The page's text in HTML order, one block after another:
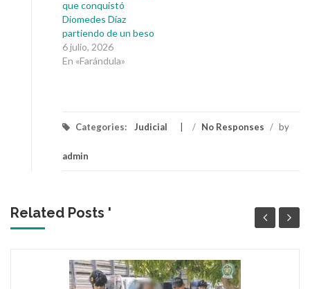
que conquistó
Diomedes Díaz
partiendo de un beso
6 julio, 2026
En «Farándula»
Categories: Judicial / No Responses / by
admin
Related Posts '